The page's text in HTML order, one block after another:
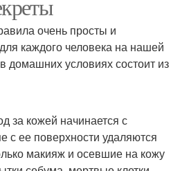
очень просты и
каждого человека на нашей
домашних условиях состоит из
за кожей начинается с
с ее поверхности удаляются
макияж и осевшие на кожу